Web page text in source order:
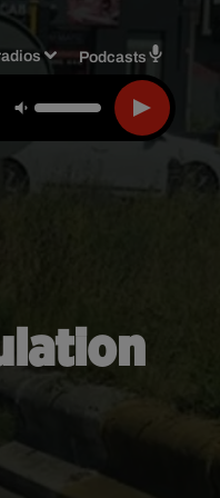
Podcasts